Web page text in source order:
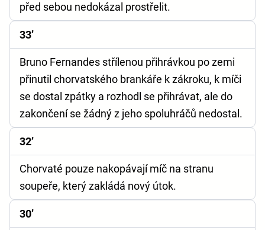
před sebou nedokázal prostřelit.
33’
Bruno Fernandes střílenou přihrávkou po zemi
přinutil chorvatského brankáře k zákroku, k míči
se dostal zpátky a rozhodl se přihrávat, ale do
zakončení se žádný z jeho spoluhráčů nedostal.
32’
Chorvaté pouze nakopávají míč na stranu
soupeře, který zakládá nový útok.
30’